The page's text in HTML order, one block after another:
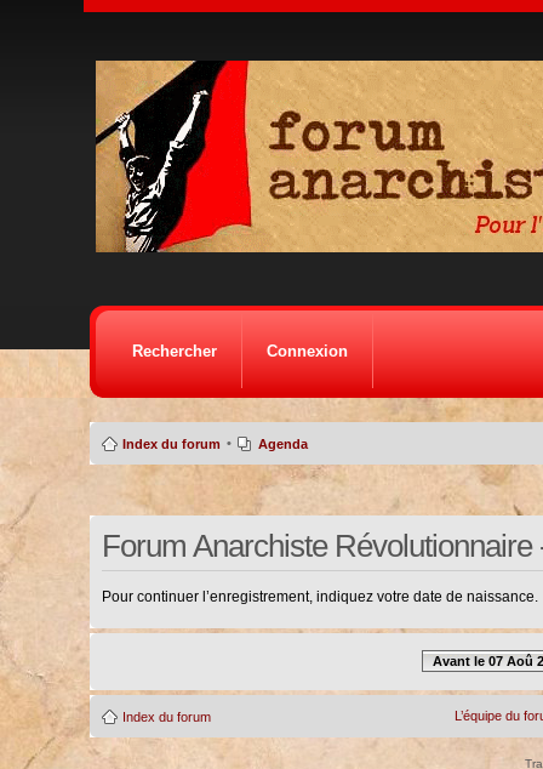
Rechercher Connexion
Index du forum • Agenda
Forum Anarchiste
Pour continuer l’enregistrement, indiquez votre date de naissance.
Avant le 07 Aoû
Index du forum L’équipe du